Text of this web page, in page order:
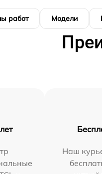
работ Модели
Наш